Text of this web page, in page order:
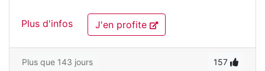
Plus d'infos J'en profite
Plus que 143 jours 157